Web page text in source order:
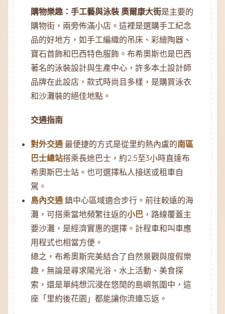
購物樂趣：手工藝與泳裝 奧爾康大街是主要的
購物街，兩旁佈滿小店。這裡是選購手工紀念
品的好地方，如手工編織的吊床、彩繪陶器、
寶石首飾和巴西特色服飾。布希奧斯也是巴西
著名的泳裝設計與生產中心，許多本土設計師
品牌在此設店，款式時尚且多樣，是購買泳衣
和沙灘裝的絕佳地點。
交通指南
對外交通 最便捷的方式是從里約熱內盧的南區
巴士總站搭乘長途巴士，約2.5至3小時直達布
希奧斯巴士站。也可選擇私人接送或租車自
駕。
島內交通 鎮中心區域適合步行。前往較遠的海
灘，可搭乘當地頻繁往返的小巴 ，路線覆蓋主
要沙灘，是經濟實惠的選擇。計程車和叫車應
用程式也相當方便。
總之，布希奧斯完美結合了自然景觀與度假樂
趣，無論是尋求陽光浴、水上活動、美食探
索，還是單純想沉浸在悠閒的島嶼氛圍中，這
座「里約後花園」都能讓你流連忘返。